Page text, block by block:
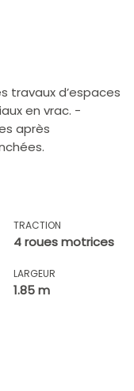
travaux d’espaces
en vrac. -
après
TRACTION
4 roues motrices
LARGEUR
1.85 m